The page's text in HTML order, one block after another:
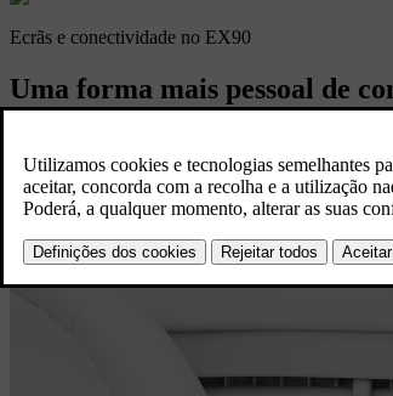
Ecrãs e conectividade no EX90
Uma forma mais pessoal de